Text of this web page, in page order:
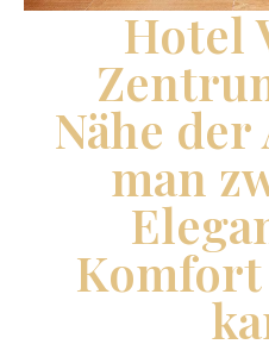
Hotel
Nähe der
man